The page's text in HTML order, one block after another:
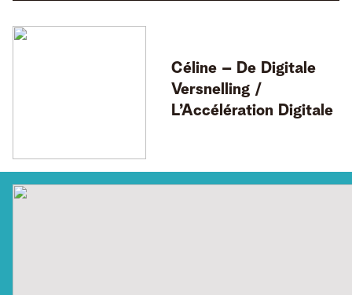
Céline – De Digitale
Versnelling /
L’Accélération Digitale